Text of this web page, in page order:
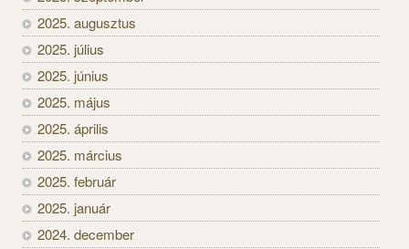
2025. augusztus
2025. július
2025. június
2025. május
2025. április
2025. március
2025. február
2025. január
2024. december